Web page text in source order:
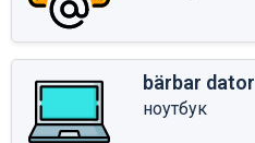
bärbar dator
ноутбук